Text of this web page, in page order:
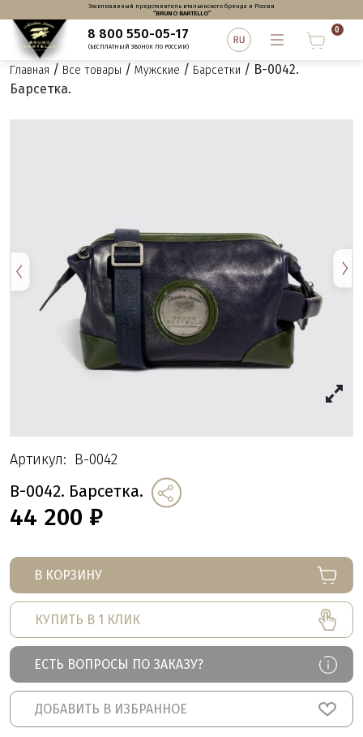
Эксклюзивный представитель итальянского бренда в России
“BRUNO BARTELLO”
8 800 550-05-17
(БЕСПЛАТНЫЙ ЗВОНОК ПО РОССИИ)
0
Главная / Все товары / Мужские / Барсетки / B-0042.
Барсетка.
Артикул: B-0042
B-0042. Барсетка.
44 200 ₽
В КОРЗИНУ
КУПИТЬ В 1 КЛИК
ЕСТЬ ВОПРОСЫ ПО ЗАКАЗУ?
ДОБАВИТЬ В ИЗБРАННОЕ